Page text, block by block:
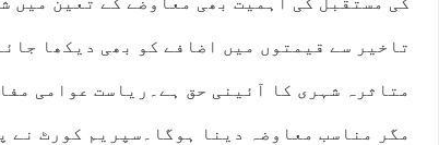
تاخیر سے قیمتوں میں اضافے کو بھی دیکھا
متاثرہ شہری کا آئینی حق ہے۔ریاست عوامی
مگر مناسب معاوضہ دینا ہوگا۔سپریم کورٹ نے